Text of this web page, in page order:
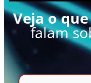
Veja o
falam